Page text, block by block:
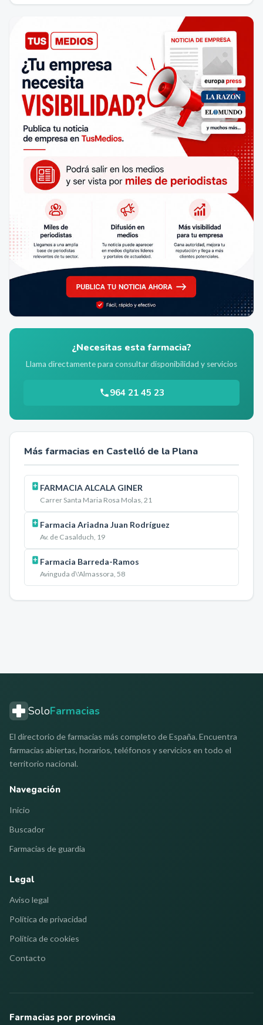
¿Necesitas esta farmacia?
Llama directamente para consultar disponibilidad y servicios
964 21 45 23
Más farmacias en Castelló de la Plana
FARMACIA ALCALA GINER
Carrer Santa Maria Rosa Molas, 21
Farmacia Ariadna Juan Rodríguez
Av. de Casalduch, 19
Farmacia Barreda-Ramos
Avinguda d\'Almassora, 58
SoloFarmacias
El directorio de farmacias más completo de España. Encuentra
farmacias abiertas, horarios, teléfonos y servicios en todo el
territorio nacional.
Navegación
Inicio
Buscador
Farmacias de guardia
Legal
Aviso legal
Política de privacidad
Política de cookies
Contacto
Farmacias por provincia